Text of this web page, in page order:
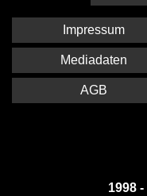
1998
Impressum
Mediadaten
AGB